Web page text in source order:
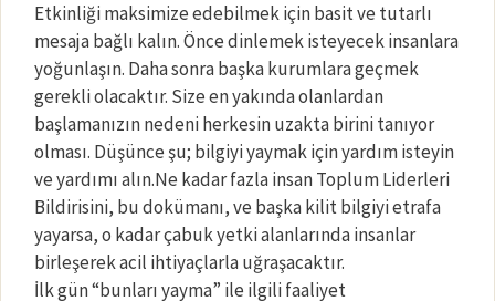
Etkinliği maksimize edebilmek için basit ve tutarlı
mesaja bağlı kalın. Önce dinlemek isteyecek insanlara
yoğunlaşın. Daha sonra başka kurumlara geçmek
gerekli olacaktır. Size en yakında olanlardan
başlamanızın nedeni herkesin uzakta birini tanıyor
olması. Düşünce şu; bilgiyi yaymak için yardım isteyin
ve yardımı alın.Ne kadar fazla insan Toplum Liderleri
Bildirisini, bu dokümanı, ve başka kilit bilgiyi etrafa
yayarsa, o kadar çabuk yetki alanlarında insanlar
birleşerek acil ihtiyaçlarla uğraşacaktır.
İlk gün “bunları yayma” ile ilgili faaliyet